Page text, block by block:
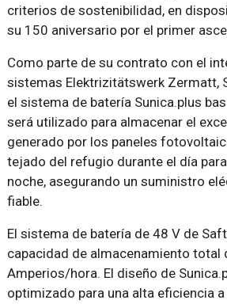
criterios de sostenibilidad, en
su 150 aniversario por el primer
Como parte de su contrato con el
sistemas Elektrizitätswerk Zermatt,
el sistema de batería Sunica.plus
será utilizado para almacenar el
generado por los paneles
tejado del refugio durante el día
noche, asegurando un suministro
fiable.
El sistema de batería de 48 V de
capacidad de almacenamiento total
Amperios/hora. El diseño de
optimizado para una alta eficiencia